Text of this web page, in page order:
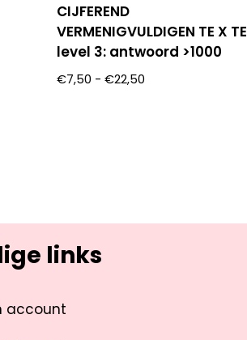
CIJFEREND
VERMENIGVULDIGEN TE X TE
level 3: antwoord >1000
€7,50 - €22,50
links
account